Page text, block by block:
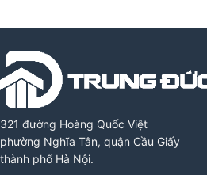
321 đường Hoàng Quốc Việt
phường Nghĩa Tân, quận Cầu Giấy
thành phố Hà Nội.